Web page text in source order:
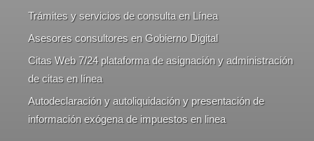
Trámites y servicios de consulta en Línea
Asesores consultores en Gobierno Digital
Citas Web 7/24 plataforma de asignación y administración
de citas en línea
Autodeclaración y autoliquidación y presentación de
información exógena de impuestos en linea